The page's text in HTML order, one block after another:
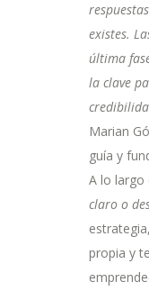
existes.
última
la clave
Marian
guía y
A lo largo
claro o
propia y